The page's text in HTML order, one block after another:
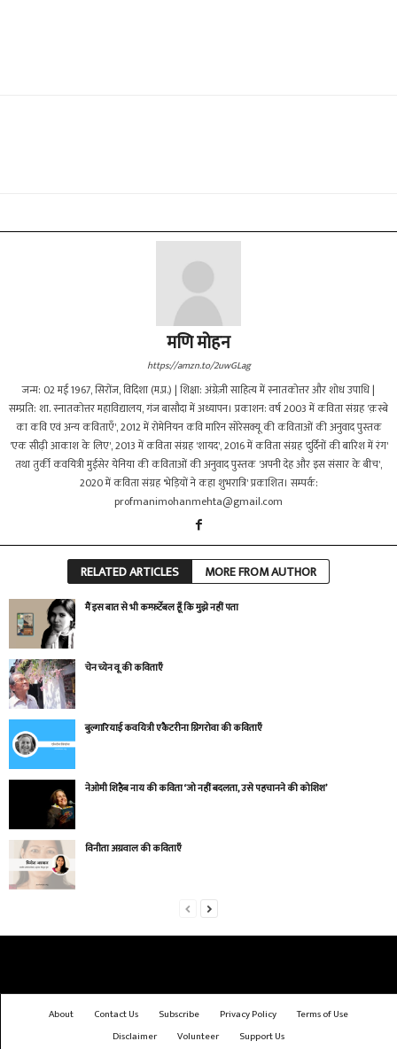
मणि मोहन
https://amzn.to/2uwGLag
जन्म: 02 मई 1967, सिरोंज, विदिशा (म.प्र.) | शिक्षा: अंग्रेज़ी साहित्य में स्नातकोत्तर और शोध उपाधि |
सम्प्रति: शा. स्नातकोत्तर महाविद्यालय, गंज बासौदा में अध्यापन। प्रकाशन: वर्ष 2003 में कविता संग्रह 'क़स्बे
का कवि एवं अन्य कविताएँ', 2012 में रोमेनियन कवि मारिन सोरेसक्यू की कविताओं की अनुवाद पुस्तक
'एक सीढ़ी आकाश के लिए', 2013 में कविता संग्रह 'शायद', 2016 में कविता संग्रह 'दुर्दिनों की बारिश में रंग'
तथा तुर्की कवयित्री मुईसेर येनिया की कविताओं की अनुवाद पुस्तक 'अपनी देह और इस संसार के बीच',
2020 में कविता संग्रह 'भेड़ियों ने कहा शुभरात्रि' प्रकाशित। सम्पर्क:
profmanimohanmehta@gmail.com
RELATED ARTICLES MORE FROM AUTHOR
मैं इस बात से भी कम्फ़र्टेबल हूँ कि मुझे नहीं पता
चेन च्येन वू की कविताएँ
बुल्गारियाई कवयित्री एकैटरीना ग्रिगरोवा की कविताएँ
नेओमी शिहैब नाय की कविता ‘जो नहीं बदलता, उसे पहचानने की कोशिश’
विनीता अग्रवाल की कविताएँ
About Contact Us Subscribe Privacy Policy
Terms of Use
Disclaimer
Volunteer Support Us